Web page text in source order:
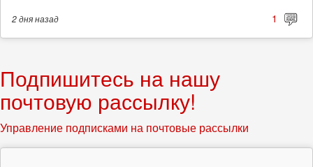
2 дняназад 1
Подпишитесь на нашу
почтовую рассылку!
Управление подписками на почтовые рассылки